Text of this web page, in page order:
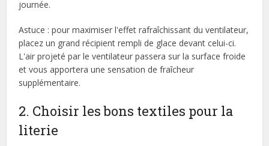
journée.
Astuce : pour maximiser l'effet rafraîchissant du ventilateur,
placez un grand récipient rempli de glace devant celui-ci.
L'air projeté par le ventilateur passera sur la surface froide
et vous apportera une sensation de fraîcheur
supplémentaire.
2. Choisir les bons textiles pour la
literie